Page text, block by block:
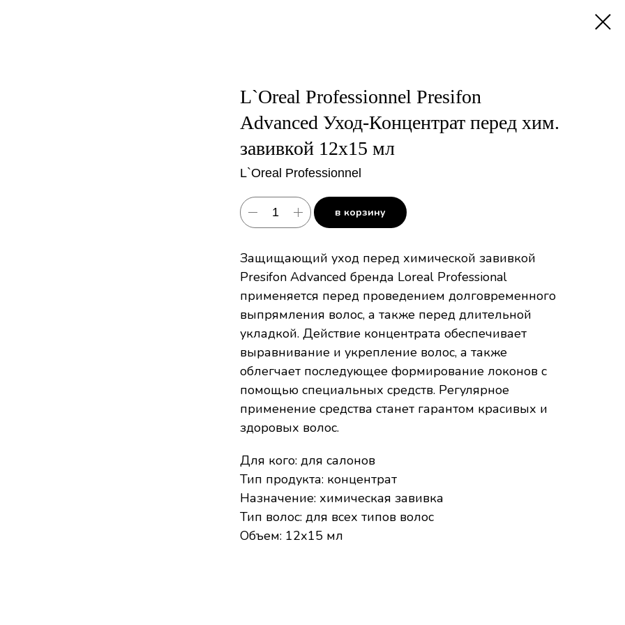
L`Oreal Professionnel Presifon
Advanced Уход-Концентрат перед хим.
завивкой 12х15 мл
L`Oreal Professionnel
в корзину
Защищающий уход перед химической завивкой
Presifon Advanced бренда Loreal Professional
применяется перед проведением долговременного
выпрямления волос, а также перед длительной
укладкой. Действие концентрата обеспечивает
выравнивание и укрепление волос, а также
облегчает последующее формирование локонов с
помощью специальных средств. Регулярное
применение средства станет гарантом красивых и
здоровых волос.
Для кого: для салонов
Тип продукта: концентрат
Назначение: химическая завивка
Тип волос: для всех типов волос
Объем: 12х15 мл